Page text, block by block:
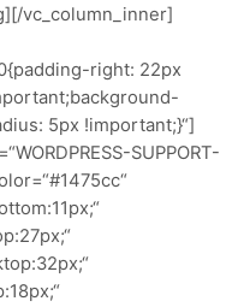
vc_column_inner]
right: 22px
5px !important;}“]
SUPPORT-